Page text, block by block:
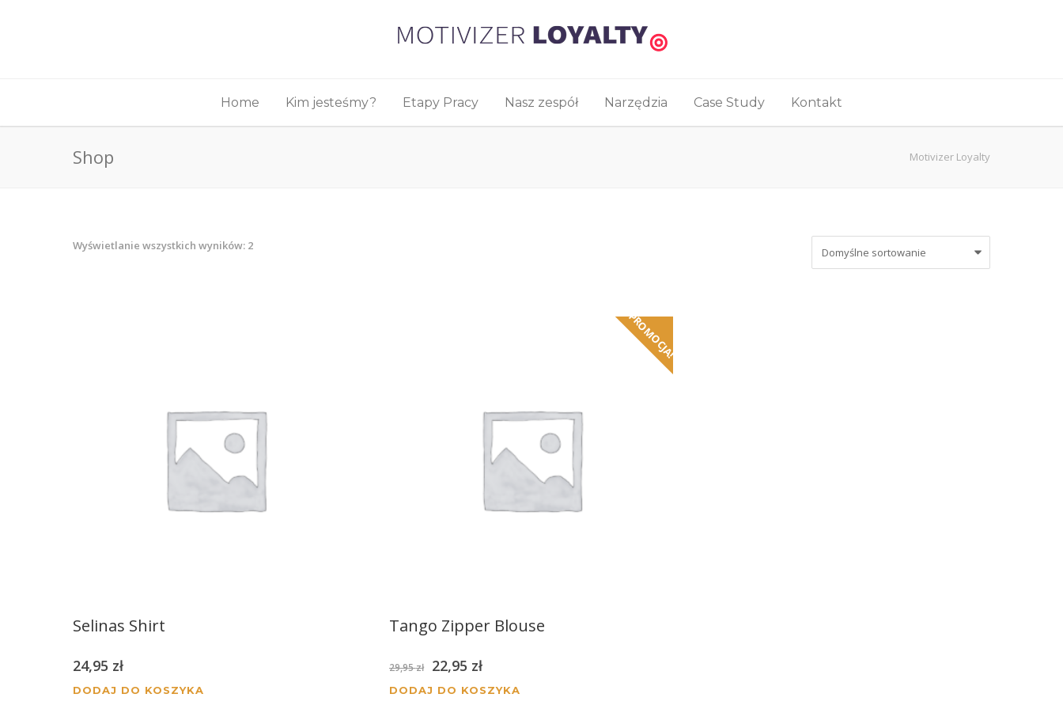
Home Kim jesteśmy? Etapy Pracy Nasz zespół Narzędzia Case Study Kontakt
Shop Motivizer Loyalty
Wyświetlanie wszystkich wyników: 2
Selinas Shirt
24,95 zł
DODAJ DO KOSZYKA
PROMOCJA!
Tango Zipper Blouse
29,95zł
Pierwotna
cena
22,95 złAktualna
cena
DODAJ DO KOSZYKA